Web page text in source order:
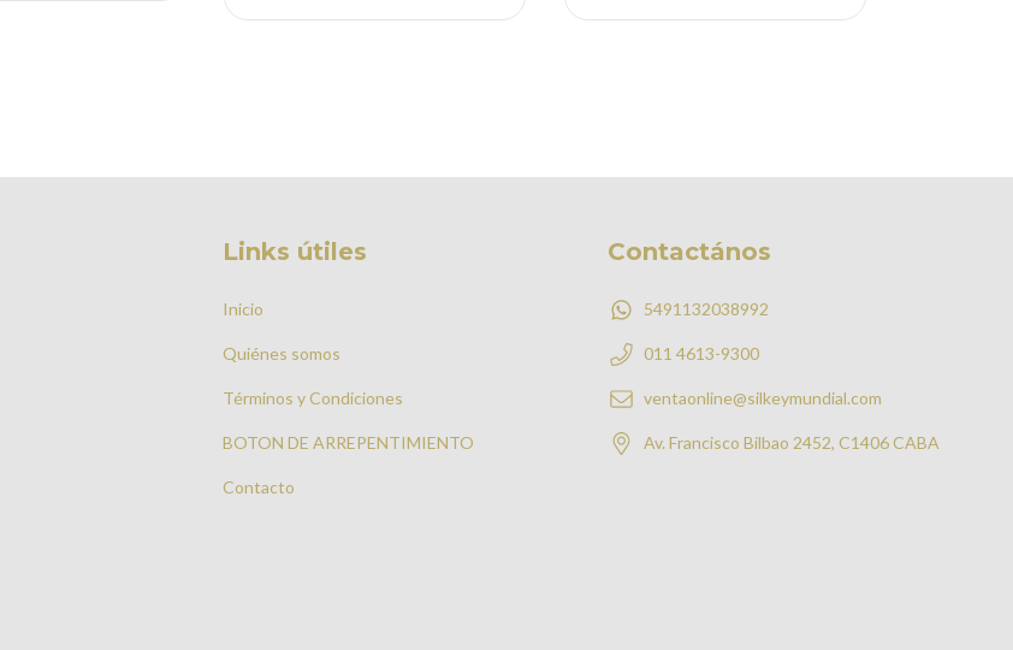
Links útiles
Inicio
Quiénes somos
Términos y Condiciones
BOTON DE ARREPENTIMIENTO
Contacto
Contactános
5491132038992
011 4613-9300
ventaonline@silkeymundial.com
Av. Francisco Bilbao 2452, C1406 CABA